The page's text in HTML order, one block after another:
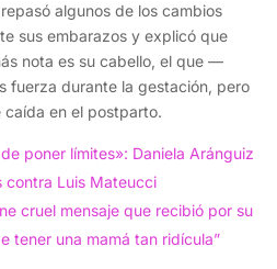
algunos de los cambios
sus embarazos y explicó que
nota es su cabello, el que —
fuerza durante la gestación, pero
en el postparto.
poner límites»: Daniela Aránguiz
contra Luis Mateucci
cruel mensaje que recibió por su
tener una mamá tan ridícula”